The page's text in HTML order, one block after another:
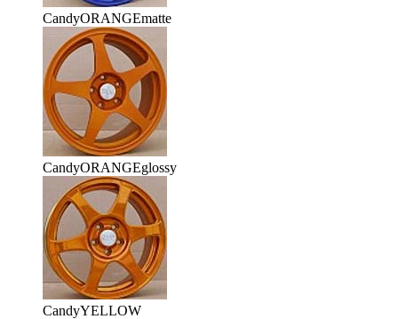
CandyORANGEmatte
CandyORANGEglossy
CandyYELLOW